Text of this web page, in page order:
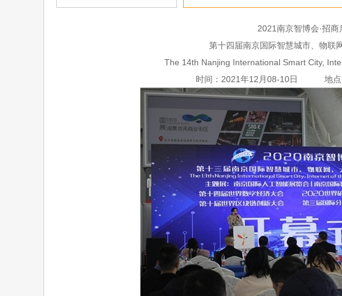
2021南京智博会·招商
第十四届南京国际智慧城市、物联
The 14th Nanjing International Smart City,
时间： 2021年12月08-10日 地点